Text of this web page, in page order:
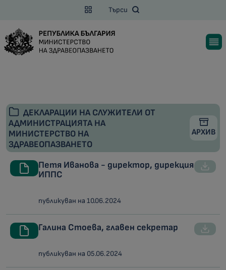
Търси
ДЕКЛАРАЦИИ НА СЛУЖИТЕЛИ ОТ
АДМИНИСТРАЦИЯТА НА
МИНИСТЕРСТВО НА
ЗДРАВЕОПАЗВАНЕТО
АРХИВ
Петя Иванова - директор, дирекция
ИППС
публикуван на 10.06.2024
Галина Стоева, главен секретар
публикуван на 05.06.2024